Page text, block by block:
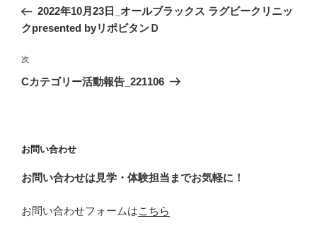
ナ
ゲ
ー
の
投
2022年10月23日_オールブラックス ラグビークリニッ
クpresented byリポビタンＤ
次
の
次
Cカテゴリー活動報告_221106
お問い合わせ
お問い合わせは見学・体験担当までお気軽に！
お問い合わせフォームはこちら